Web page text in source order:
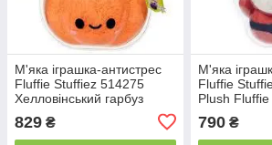
М'яка іграшка-антистрес
Fluffie Stuffiez 514275
Хелловінський гарбуз
594475
829 ₴
М'яка
Fluffie
Plush
790₴